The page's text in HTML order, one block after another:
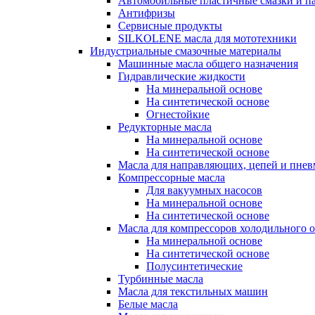
Антифризы
Сервисные продукты
SILKOLENE масла для мототехники
Индустриальные смазочные материалы
Машинные масла общего назначения
Гидравлические жидкости
На минеральной основе
На синтетической основе
Огнестойкие
Редукторные масла
На минеральной основе
На синтетической основе
Масла для направляющих, цепей и
Компрессорные масла
Для вакуумных насосов
На минеральной основе
На синтетической основе
Масла для компрессоров холодильного
На минеральной основе
На синтетической основе
Полусинтетические
Турбинные масла
Масла для текстильных машин
Белые масла